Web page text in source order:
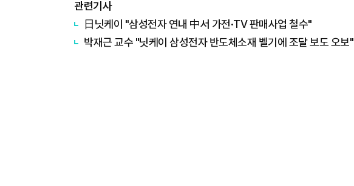
관련기사
日닛케이 "삼성전자 연내 中서 가전·TV 판매사업 철수"
박재근 교수 "닛케이 삼성전자 반도체소재 벨기에 조달 보도 오보"